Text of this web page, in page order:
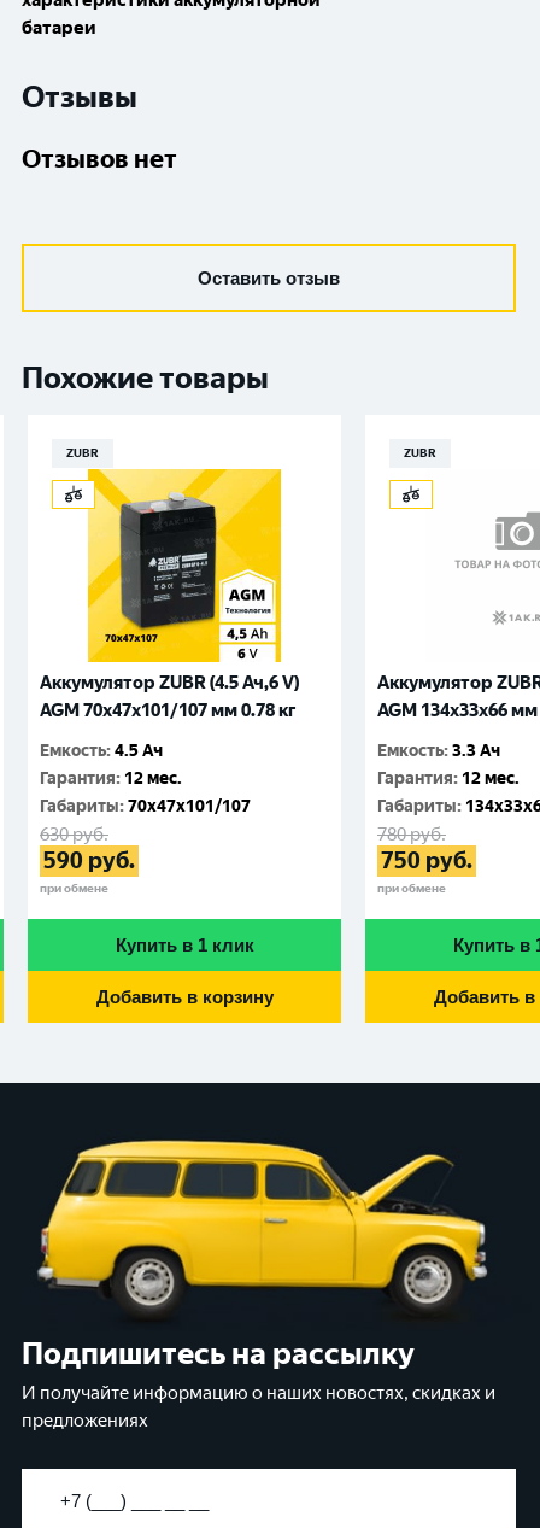
батареи
Отзывы
Отзывов нет
Оставить отзыв
Похожие товары
ZUBR
Аккумулятор ZUBR (4.5 Ач,6 V)
AGM 70x47x101/107 мм 0.78 кг
Емкость:4.5 Ач
Гарантия: 12 мес.
Габариты:70x47x101/107
630руб.
590 руб.
при обмене
Купить в 1 клик
Добавить в корзину
ZUBR
Аккумулятор
AGM 134x33x66 мм
Емкость:3.3 Ач
Гарантия: 12 мес.
Габариты:
780руб.
750 руб.
при обмене
Купить в
Добавить в
Подпишитесь на рассылку
И получайте информацию о наших новостях, скидках и
предложениях